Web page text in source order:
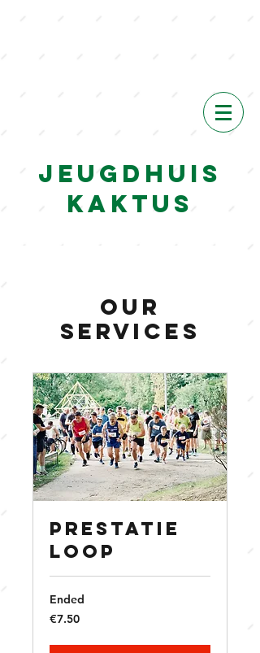
Jeugdhuis
Kaktus
Our
Services
PRESTATIE
LOOP
Ended
€7.50
euros
€7.50